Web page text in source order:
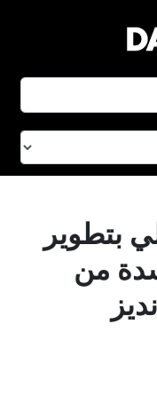
بتطوير
من